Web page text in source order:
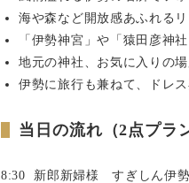
海や森など開放感あふれる
「伊勢神宮」や「猿田彦神
地元の神社、お気に入りの
伊勢に旅行も兼ねて、ドレ
当日の流れ（2点プラ
8:30 新郎新婦様 すぎしん伊勢